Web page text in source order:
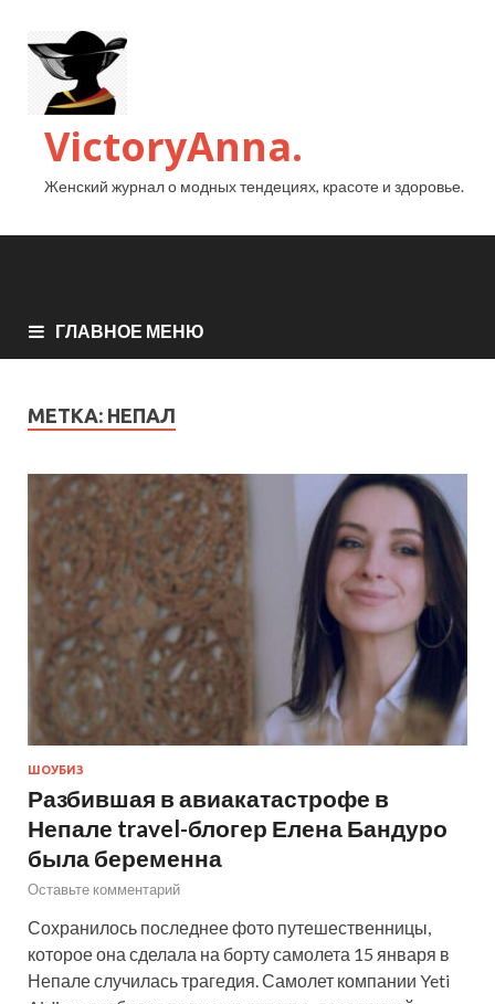
VictoryAnna.
Женский журнал о модных тендециях, красоте и здоровье.
ГЛАВНОЕ МЕНЮ
МЕТКА: НЕПАЛ
ШОУБИЗ
Разбившая в авиакатастрофе в
Непале travel-блогер Елена Бандуро
была беременна
Оставьте комментарий
Сохранилось последнее фото путешественницы,
которое она сделала на борту самолета 15 января в
Непале случилась трагедия. Самолет компании Yeti